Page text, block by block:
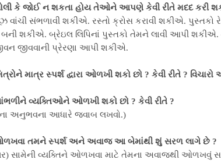
કે જોઈ ન શકતા હોય તેઓને આપણે કેવી રીતે મદદ કરી
સંભળાવી શકીએ. રસ્તો ક્રોસ કરાવી શકીએ. પુસ્તકો
બની શકીએ. બ્રેઇલ લિપિનાં પુસ્તકો તેમને લાવી આપી શકીએ.
જીવવાની પ્રેરણા આપી શકીએ.
માત્ર સ્પર્શ દ્વારા ઓળખી શકો છો ? કેવી રીતે ? વિચારો
વ્યક્તિઓને ઓળખી શકો છો ? કેવી રીતે ?
અનુભવના આધારે જવાબ લખવો.)
તમને સ્પર્શ ‌અને અવાજ આ બેમાંથી શું સરળ લાગે છે ?
સામેની વ્યક્તિને ઓળખવા માટે તેમના અવાજથી ઓળખવું